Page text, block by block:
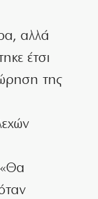
αλλά
έτσι
της
«Θα